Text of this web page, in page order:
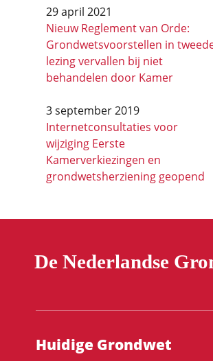
29 april 2021
Nieuw Reglement van Orde:
Grondwetsvoorstellen in
lezing vervallen bij niet
behandelen door Kamer
3 september 2019
Internetconsultaties voor
wijziging Eerste
Kamerverkiezingen en
grondwetsherziening geopend
De Nederlandse
Hoofdnavigatie
Huidige Grondwet